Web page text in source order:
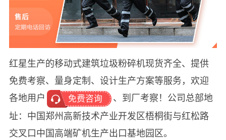
红星生产的移动式建筑垃圾粉碎机现货齐全、提供
免费考察、量身定制、设计生产方案等服务，欢迎
各地用户
免费咨询
、到厂考察！公司总部地
址：中国郑州高新技术产业开发区梧桐街与红松路
交叉口中国高端矿机生产出口基地园区。